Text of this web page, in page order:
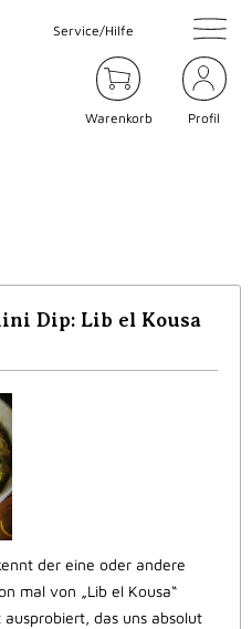
Service/Hilfe
Warenkorb Profil
Dip: Lib el Kousa
der eine oder andere
mal von „Lib el Kousa“
das uns absolut